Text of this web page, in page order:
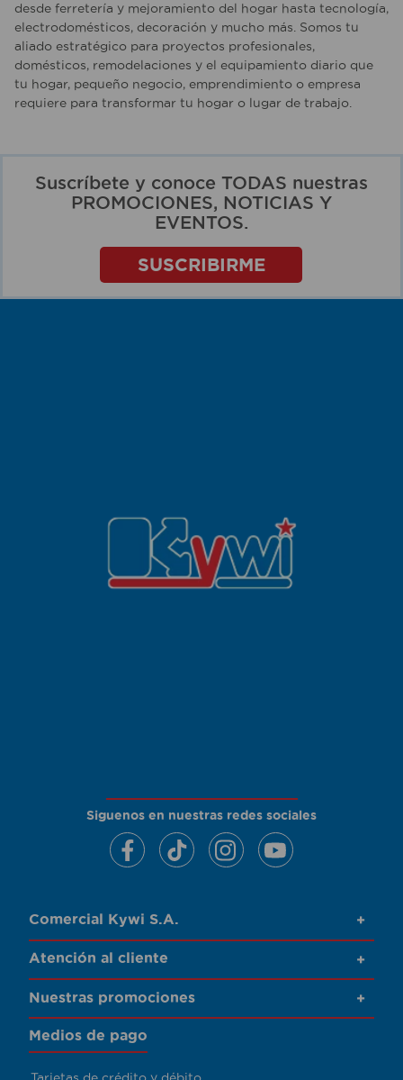
desde ferretería y mejoramiento del hogar hasta tecnología,
electrodomésticos, decoración y mucho más. Somos tu
aliado estratégico para proyectos profesionales,
domésticos, remodelaciones y el equipamiento diario que
tu hogar, pequeño negocio, emprendimiento o empresa
requiere para transformar tu hogar o lugar de trabajo.
Suscríbete y conoce TODAS nuestras
PROMOCIONES, NOTICIAS Y
EVENTOS.
SUSCRIBIRME
Siguenos en nuestras redes sociales
Comercial Kywi S.A. +
Atención al cliente +
Nuestras promociones +
Medios de pago